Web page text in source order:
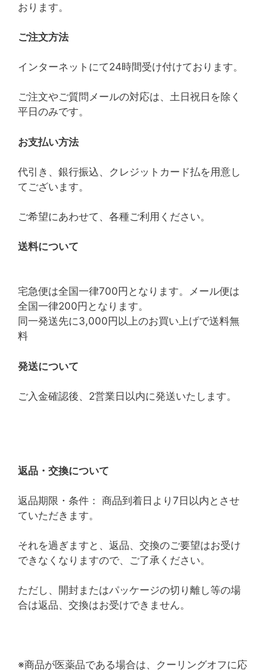
おります。
ご注文方法
インターネットにて24時間受け付けております。
ご注文やご質問メールの対応は、土日祝日を除く
平日のみです。
お支払い方法
代引き、銀行振込、クレジットカード払を用意し
てございます。
ご希望にあわせて、各種ご利用ください。
送料について
宅急便は全国一律700円となります。メール便は
全国一律200円となります。
同一発送先に3,000円以上のお買い上げで送料無
料
発送について
ご入金確認後、2営業日以内に発送いたします。
返品・交換について
返品期限・条件： 商品到着日より7日以内とさせ
ていただきます。
それを過ぎますと、返品、交換のご要望はお受け
できなくなりますので、ご了承ください。
ただし、開封またはパッケージの切り離し等の場
合は返品、交換はお受けできません。
※商品が医薬品である場合は、クーリングオフに応